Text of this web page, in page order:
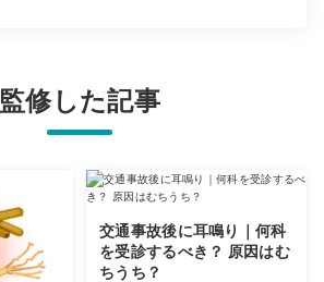
監修した記事
交通事故後に耳鳴り｜何科
を受診するべき？ 原因はむ
ちうち？